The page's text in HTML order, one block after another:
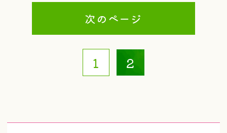
次のページ
1 2